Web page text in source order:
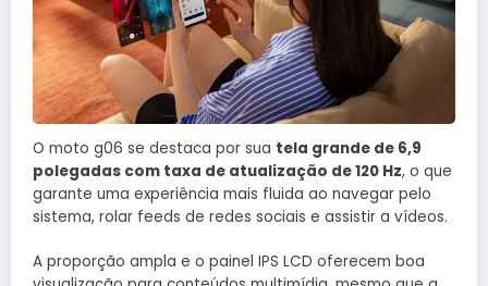
O moto g06 se destaca por sua tela grande de 6,9
polegadas com taxa de atualização de 120 Hz, o que
garante uma experiência mais fluida ao navegar pelo
sistema, rolar feeds de redes sociais e assistir a vídeos.
A proporção ampla e o painel IPS LCD oferecem boa